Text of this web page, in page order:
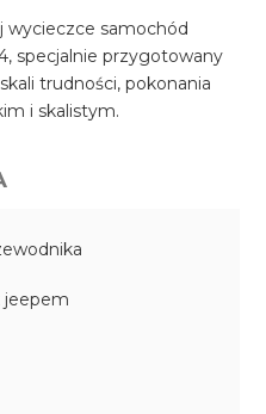
wycieczce samochód
specjalnie przygotowany
trudności, pokonania
i skalistym.
jeepem